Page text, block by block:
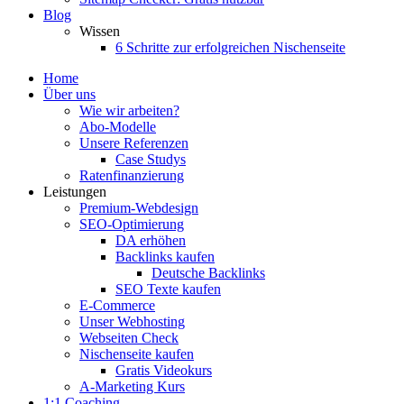
Blog
Wissen
6 Schritte zur erfolgreichen Nischenseite
Home
Über uns
Wie wir arbeiten?
Abo-Modelle
Unsere Referenzen
Case Studys
Ratenfinanzierung
Leistungen
Premium-Webdesign
SEO-Optimierung
DA erhöhen
Backlinks kaufen
Deutsche Backlinks
SEO Texte kaufen
E-Commerce
Unser Webhosting
Webseiten Check
Nischenseite kaufen
Gratis Videokurs
A-Marketing Kurs